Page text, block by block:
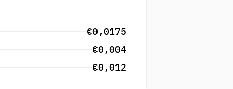
€0,0175
€0,004
€0,012